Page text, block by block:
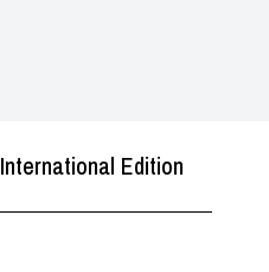
International Edition